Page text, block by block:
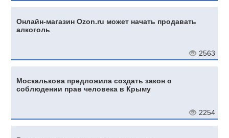
Онлайн-магазин Ozon.ru может начать продавать
алкоголь
2563
Москалькова предложила создать закон о
соблюдении прав человека в Крыму
2254